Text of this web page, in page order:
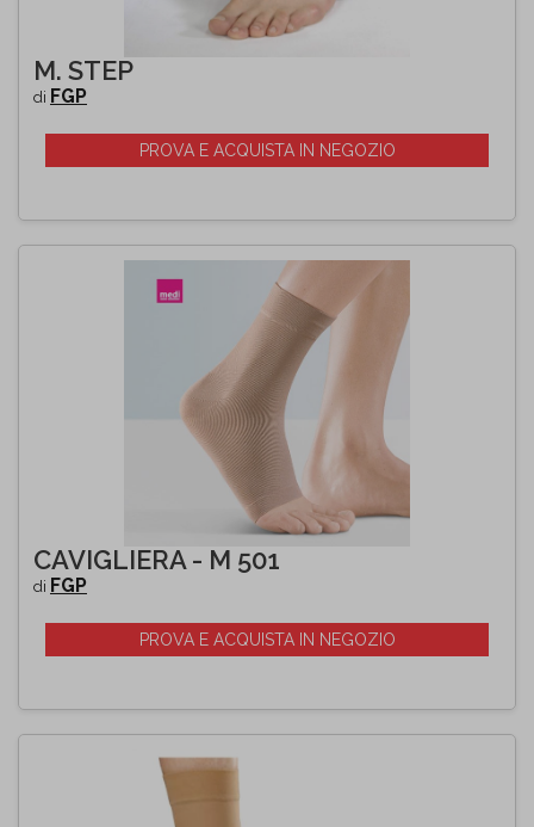
M. STEP
di FGP
PROVA E ACQUISTA IN NEGOZIO
CAVIGLIERA - M 501
di FGP
PROVA E ACQUISTA IN NEGOZIO